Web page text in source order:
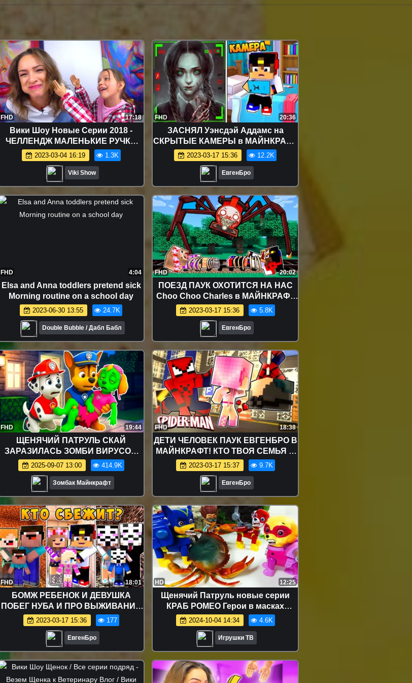
FHD 17:18
Вики Шоу Новые Серии 2018 -
ЧЕЛЛЕНДЖ МАЛЕНЬКИЕ РУЧКИ
ЧАСТЬ 2 Попробуй Добраться до
Еды Tiny Hands Challenge / Вики
Шоу
2023-03-04 16:19 1.3K
Viki Show
FHD 20:36
ЗАСНЯЛ Уэнсдэй Аддамс на
СКРЫТЫЕ КАМЕРЫ в МАЙНКРАФТ
ДЕВУШКА НУБ И ПРО ВИДЕО
ТРОЛЛИНГ MINECRAFT
2023-03-17 15:36 12.2K
ЕвгенБро
FHD 4:04
Elsa and Anna toddlers pretend sick
Morning routine on a school day
2023-06-30 13:55 24.7K
Double Bubble / Дабл Бабл
FHD 20:02
ПОЕЗД ПАУК ОХОТИТСЯ НА НАС
Choo Choo Charles в МАЙНКРАФТ
ДЕВУШКА ВИДЕО ТРОЛЛИНГ
MINECRAFT
2023-03-17 15:36 5.8K
ЕвгенБро
FHD 19:44
ЩЕНЯЧИЙ ПАТРУЛЬ СКАЙ
ЗАРАЗИЛАСЬ ЗОМБИ ВИРУСОМ
АПОКАЛИПСИС В МАЙНКРАФТ
МУЛЬТИК
2025-09-07 13:00 414.9K
Зомбак Майнкрафт
FHD 18:38
ДЕТИ ЧЕЛОВЕК ПАУК ЕВГЕНБРО В
МАЙНКРАФТ! КТО ТВОЯ СЕМЬЯ В
MINECRAFT! WHO'S YOUR FAMILY
ROLEPLAY
2023-03-17 15:37 9.7K
ЕвгенБро
FHD 18:01
БОМЖ РЕБЕНОК И ДЕВУШКА
ПОБЕГ НУБА И ПРО ВЫЖИВАНИЕ
БОМЖА! МАЙНКРАФТ В
РЕАЛЬНОЙ ЖИЗНИ ВИДЕО
ТРОЛЛИНГ
2023-03-17 15:36 177
ЕвгенБро
HD 12:25
Щенячий Патруль новые серии
КРАБ РОМЕО Герои в масках
Развивающие Мультики для детей
Игрушки PAW
2024-10-04 14:34 4.6K
Игрушки ТВ